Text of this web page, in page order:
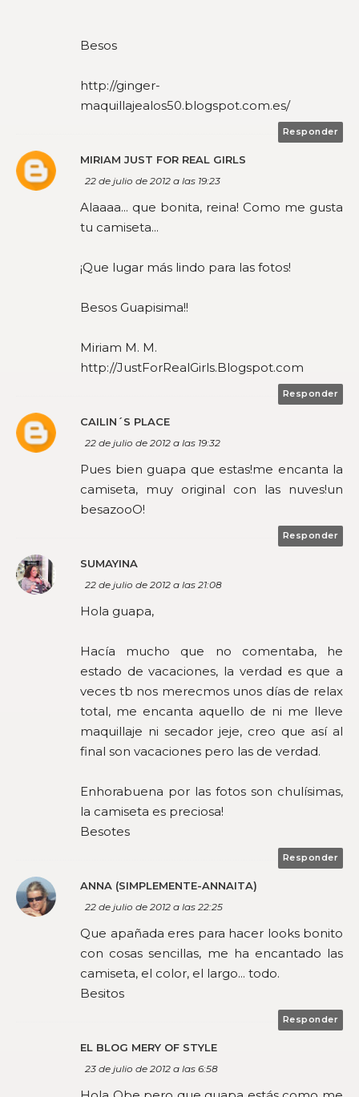
Besos
http://ginger-
maquillajealos50.blogspot.com.es/
Responder
MIRIAM JUST FOR REAL GIRLS
22 de julio de 2012 a las 19:23
Alaaaa... que bonita, reina! Como me gusta
tu camiseta...
¡Que lugar más lindo para las fotos!
Besos Guapisima!!
Miriam M. M.
http://JustForRealGirls.Blogspot.com
Responder
CAILIN´S PLACE
22 de julio de 2012 a las 19:32
Pues bien guapa que estas!me encanta la
camiseta, muy original con las nuves!un
besazooO!
Responder
SUMAYINA
22 de julio de 2012 a las 21:08
Hola guapa,
Hacía mucho que no comentaba, he
estado de vacaciones, la verdad es que a
veces tb nos merecmos unos días de relax
total, me encanta aquello de ni me lleve
maquillaje ni secador jeje, creo que así al
final son vacaciones pero las de verdad.
Enhorabuena por las fotos son chulísimas,
la camiseta es preciosa!
Besotes
Responder
ANNA (SIMPLEMENTE-ANNAITA)
22 de julio de 2012 a las 22:25
Que apañada eres para hacer looks bonito
con cosas sencillas, me ha encantado las
camiseta, el color, el largo... todo.
Besitos
Responder
EL BLOG MERY OF STYLE
23 de julio de 2012 a las 6:58